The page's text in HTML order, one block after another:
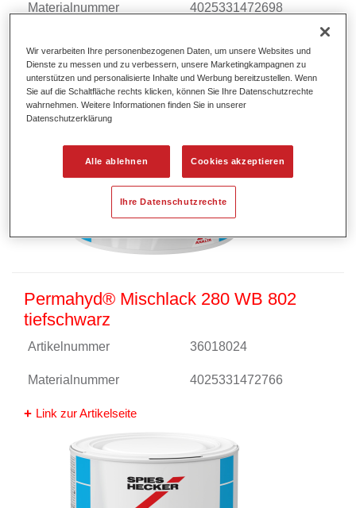
Materialnummer 4025331472698
Permahyd® Mischlack 280 WB 802
tiefschwarz
Artikelnummer 36018024
Materialnummer 4025331472766
Link zur Artikelseite
Wir verarbeiten Ihre personenbezogenen Daten, um unsere Websites und
Dienste zu messen und zu verbessern, unsere Marketingkampagnen zu
unterstützen und personalisierte Inhalte und Werbung bereitzustellen. Wenn
Sie auf die Schaltfläche rechts klicken, können Sie Ihre Datenschutzrechte
wahrnehmen. Weitere Informationen finden Sie in unserer
Datenschutzerklärung
Alle ablehnen Cookies akzeptieren
Ihre Datenschutzrechte